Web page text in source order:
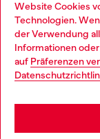
Website Cookies
Technologien.
der Verwendung
Informationen
auf Präferenzen
Entdecke unser
im Store.
Choose your
You are currently
may be based in